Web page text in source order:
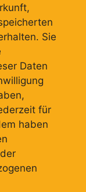
Sie
Daten
für
haben